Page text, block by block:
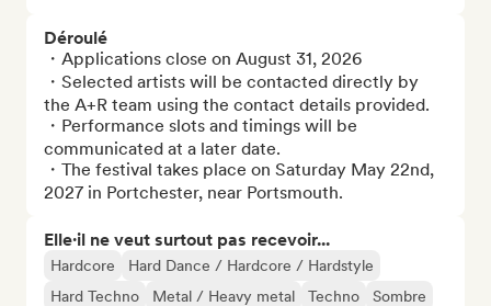
Déroulé
・Applications close on August 31, 2026
・Selected artists will be contacted directly by
the A+R team using the contact details provided.
・Performance slots and timings will be
communicated at a later date.
・The festival takes place on Saturday May 22nd,
2027 in Portchester, near Portsmouth.
Elle·il ne veut surtout pas recevoir...
Hardcore
Hard Dance / Hardcore / Hardstyle
Hard Techno
Metal / Heavy metal Techno
Sombre